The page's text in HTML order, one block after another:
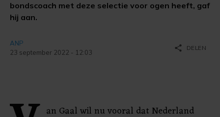
bondscoach met deze selectie voor ogen heeft, gaf
hij aan.
ANP
23 september 2022 - 12:03
share DELEN
an Gaal wil nu vooral dat Nederland